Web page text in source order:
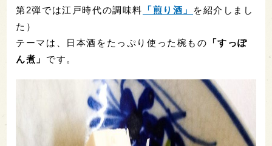
第2弾では江戸時代の調味料
「煎り酒」
を紹介しまし
た）
テーマは、日本酒をたっぷり使った椀もの 「すっぽ
ん煮」 です。